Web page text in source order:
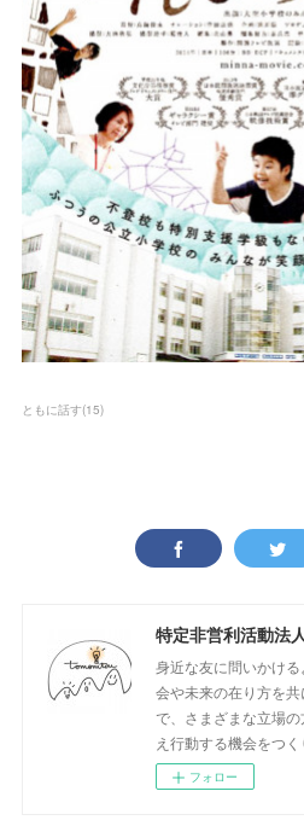
ともに話す(15)
特定非営利活動法
身近な友に問いかけ
会や未来の在り方を
で、さまざまな立場
え行動する機会をつく
フォロー